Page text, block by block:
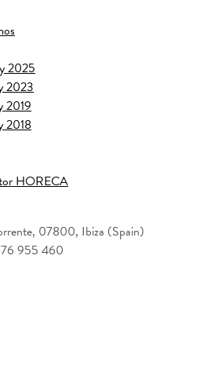
2025
2023
2019
2018
HORECA
07800, Ibiza (Spain)
955 460